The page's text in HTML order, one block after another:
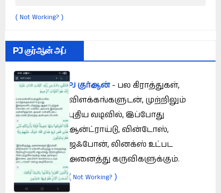
( Not Working? )
PJ குர்ஆன் அப்
PJ குர்ஆன்- பல கிராத்துகள்,
விளக்கங்களுடன், முற்றிலும்
புதிய வடிவில், இப்போது
ஆன்ட்ராய்டு, வின்டோஸ்,
ஜஃபோன், லினக்ஸ் உட்பட
அனைத்து கருவிகளுக்கும்.
(Not Working? )